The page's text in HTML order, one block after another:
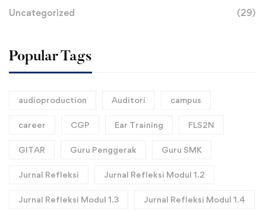
Uncategorized (29)
Popular Tags
audioproduction Auditori campus
career CGP Ear Training FLS2N
GITAR Guru Penggerak Guru SMK
Jurnal Refleksi Jurnal Refleksi Modul 1.2
Jurnal Refleksi Modul 1.3 Jurnal Refleksi Modul 1.4